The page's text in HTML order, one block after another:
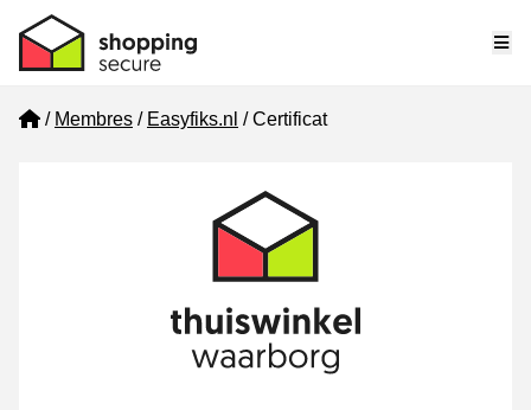
Home
Membres Easyfiks.nl Certificat